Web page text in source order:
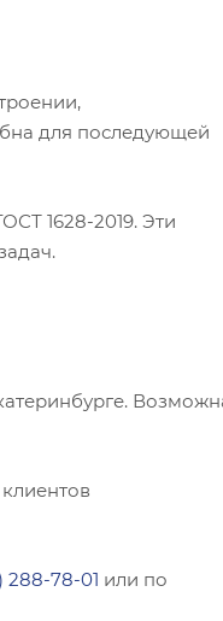
для последующей
1628-2019. Эти
288-78-01 или по